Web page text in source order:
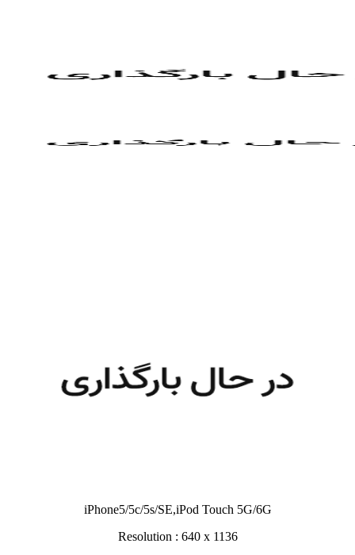
iPhone5/5c/5s/SE,iPod Touch 5G/6G
Resolution : 640 x 1136